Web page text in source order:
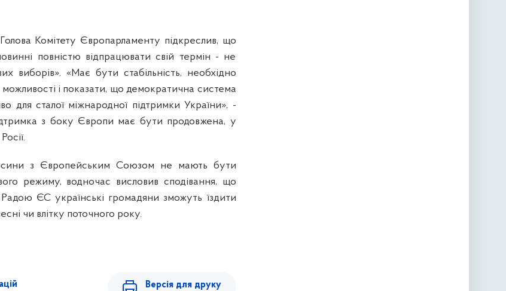
Комітету Європарламенту підкреслив, що
повністю відпрацювати свій термін - не
виборів». «Має бути стабільність, необхідно
можливості і показати, що демократична система
для сталої міжнародної підтримки України», -
з боку Європи має бути продовжена, у
з Європейським Союзом не мають бути
режиму, водночас висловив сподівання, що
Радою ЄС українські громадяни зможуть їздити
чи влітку поточного року.
Версія для друку